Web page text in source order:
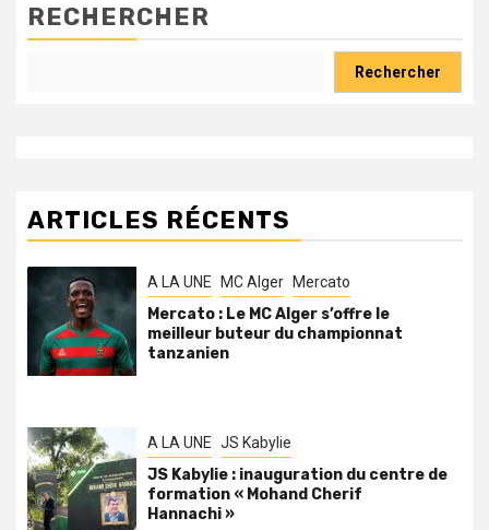
RECHERCHER
Rechercher
ARTICLES RÉCENTS
A LA UNE MC Alger Mercato
Mercato : Le MC Alger s’offre le
meilleur buteur du championnat
tanzanien
A LA UNE JS Kabylie
JS Kabylie : inauguration du centre de
formation « Mohand Cherif
Hannachi »